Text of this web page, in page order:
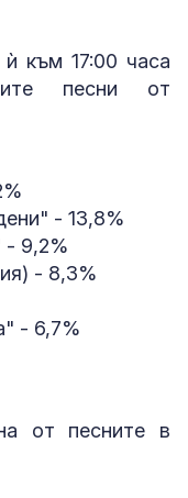
ѝ към 17:00 часа
песни от
- 13,8%
- 9,2%
- 8,3%
- 6,7%
от песните в